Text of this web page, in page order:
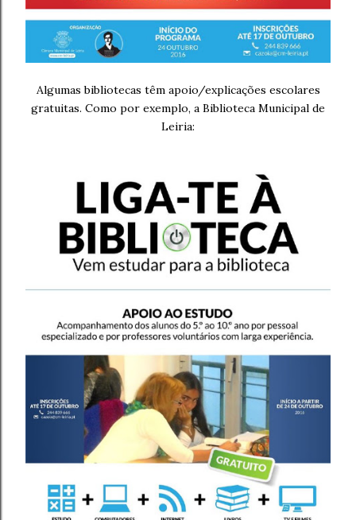
Algumas bibliotecas têm apoio/explicações escolares
gratuitas. Como por exemplo, a Biblioteca Municipal de
Leiria: